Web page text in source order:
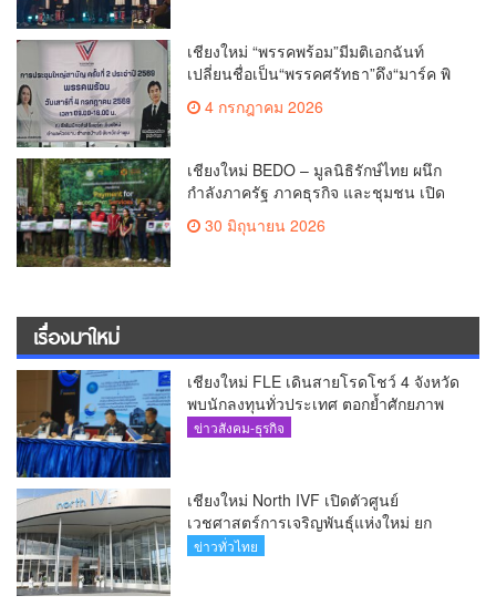
เชียงใหม่ “พรรคพร้อม”มีมติเอกฉันท์
เปลี่ยนชื่อเป็น“พรรคศรัทธา”ดึง“มาร์ค พิ
4 กรกฎาคม 2026
เชียงใหม่ BEDO – มูลนิธิรักษ์ไทย ผนึก
กำลังภาครัฐ ภาคธุรกิจ และชุมชน เปิด
เวที “Nature Positive” เสริมพลังชุมชนผู้
พิทักษ์ป่าต้นน้ำ ผ่านกลไก PES ฟื้นฟูป่า
30 มิถุนายน 2026
เรื่องมาใหม่
เชียงใหม่ FLE เดินสายโรดโชว์ 4 จังหวัด
พบนักลงทุนทั่วประเทศ ตอกย้ำศักยภาพ
ผู้นำธุรกิจระบบน้ำครบวงจร(คลิป)
ข่าวสังคม-ธุรกิจ
เชียงใหม่ North IVF เปิดตัวศูนย์
เวชศาสตร์การเจริญพันธุ์แห่งใหม่ ยก
ระดับเชียงใหม่สู่ ศูนย์กลางการรักษาผู้มี
ข่าวทั่วไทย